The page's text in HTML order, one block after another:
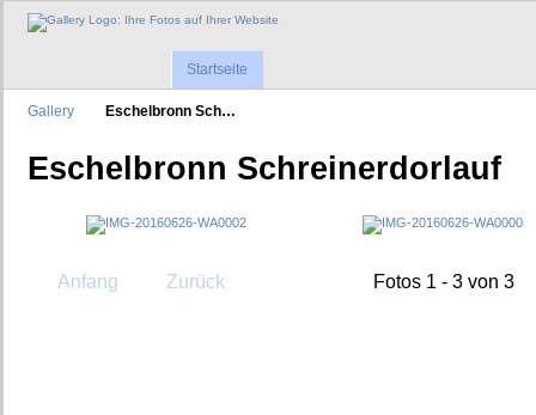
Startseite
Gallery Eschelbronn Sch…
Eschelbronn Schreinerdorlauf
Anfang Zurück Fotos 1 - 3 von 3